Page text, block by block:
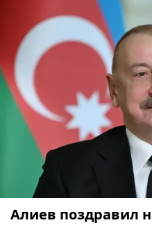
Алиев поздравил